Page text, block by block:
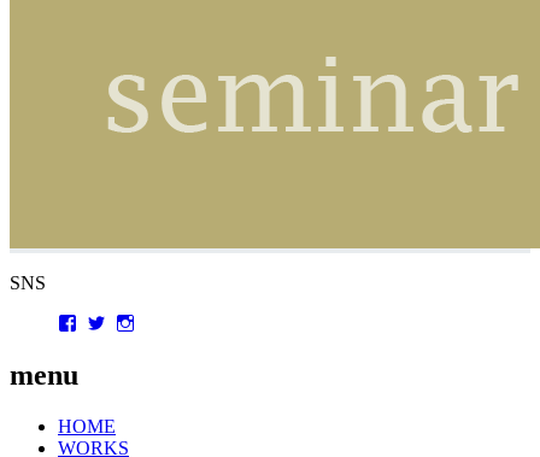
SNS
Facebook
Twitter
menu
HOME
WORKS